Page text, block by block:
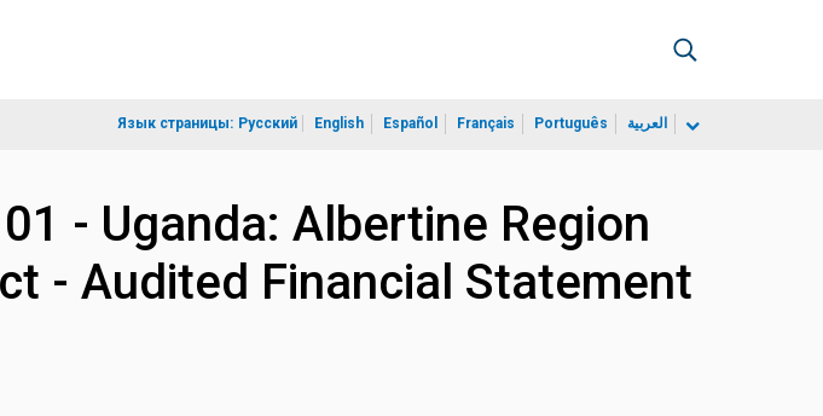
Язык страницы: Русский English Español Français Português العربية
- Uganda: Albertine Region
- Audited Financial Statement